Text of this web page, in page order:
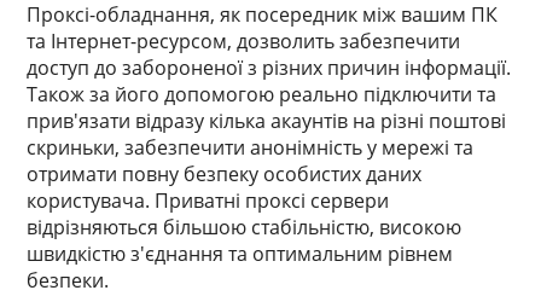
Проксі-обладнання, як посередник між вашим ПК
та Інтернет-ресурсом, дозволить забезпечити
доступ до забороненої з різних причин інформації.
Також за його допомогою реально підключити та
прив'язати відразу кілька акаунтів на різні поштові
скриньки, забезпечити анонімність у мережі та
отримати повну безпеку особистих даних
користувача. Приватні проксі сервери
відрізняються більшою стабільністю, високою
швидкістю з'єднання та оптимальним рівнем
безпеки.